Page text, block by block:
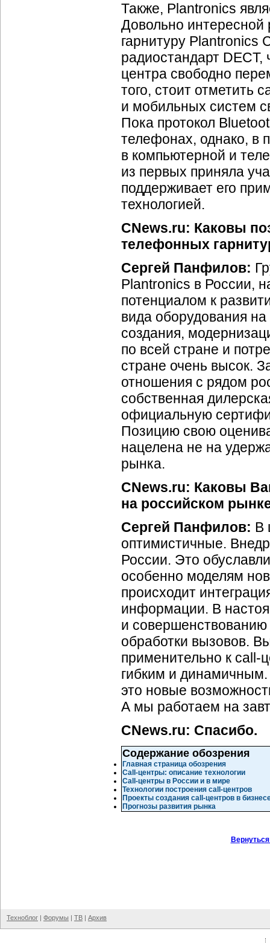
Также, Plantronics
Довольно интересной
гарнитуру Plantronics
радиостандарт DECT,
центра свободно
того, стоит отметить
и мобильных систем
Пока протокол
телефонах, однако, в
в компьютерной и
из первых приняла
поддерживает его
технологией.
CNews.ru: Каковы
телефонных
Сергей Панфилов:
Plantronics в России,
потенциалом к
вида оборудования
создания,
по всей стране и
стране очень высок.
отношения с рядом
собственная
официальную
Позицию свою
нацелена не на
рынка.
CNews.ru: Каковы
на российском
Сергей Панфилов: В
оптимистичные.
России. Это
особенно моделям
происходит
информации. В
и совершенствованию
обработки вызовов.
применительно к call-
гибким и
это новые
А мы работаем на
CNews.ru: Спасибо.
Содержание обозрения
Главная страница обозрения
Call-центры: описание технологии
Call-центры в России и в мире
Технологии построения call-центров
Проекты создания call-центров в
Прогнозы развития рынка
Техноблог | Форумы | ТВ | Архив